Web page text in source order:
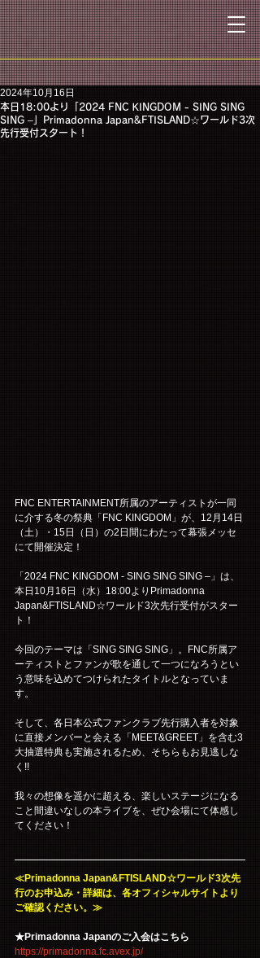
本日18:00より「2024 FNC KINGDOM - SING SING
SING –」Primadonna Japan&FTISLAND☆ワールド3次
先行受付スタート！
2024年10月16日
FNC ENTERTAINMENT所属のアーティストが一同
に介する冬の祭典「FNC KINGDOM」が、12月14日
（土）・15日（日）の2日間にわたって幕張メッセ
にて開催決定！
「2024 FNC KINGDOM - SING SING SING –」は、
本日10月16日（水）18:00よりPrimadonna
Japan&FTISLAND☆ワールド3次先行受付がスター
ト！
今回のテーマは「SING SING SING」。FNC所属ア
ーティストとファンが歌を通して一つになろうとい
う意味を込めてつけられたタイトルとなっていま
す。
そして、各日本公式ファンクラブ先行購入者を対象
に直接メンバーと会える「MEET&GREET」を含む3
大抽選特典も実施されるため、そちらもお見逃しな
く!!
我々の想像を遥かに超える、楽しいステージになる
こと間違いなしの本ライブを、ぜひ会場にて体感し
てください！
≪Primadonna Japan&FTISLAND☆ワールド3次先
行のお申込み・詳細は、各オフィシャルサイトより
ご確認ください。≫
★Primadonna Japanのご入会はこちら
https://primadonna.fc.avex.jp/